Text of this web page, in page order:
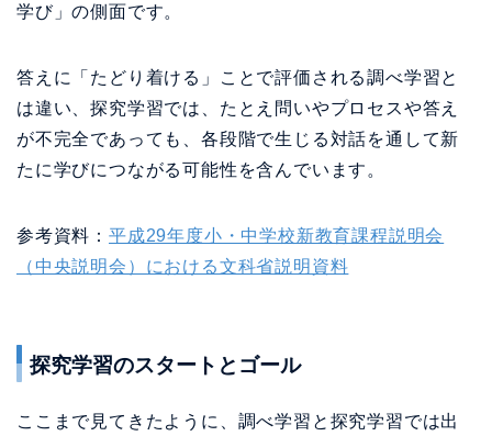
学び」の側面です。
答えに「たどり着ける」ことで評価される調べ学習と
は違い、探究学習では、たとえ問いやプロセスや答え
が不完全であっても、各段階で生じる対話を通して新
たに学びにつながる可能性を含んでいます。
参考資料： 平成29年度小・中学校新教育課程説明会
（中央説明会）における文科省説明資料
探究学習のスタートとゴール
ここまで見てきたように、調べ学習と探究学習では出